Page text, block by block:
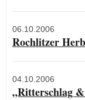
06.10.2006
Rochlitzer
04.10.2006
„Ritterschlag